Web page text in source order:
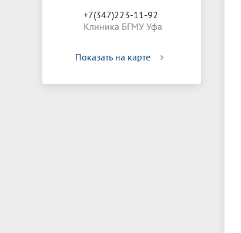
+7(347)223-11-92
Клиника БГМУ Уфа
Показать на карте